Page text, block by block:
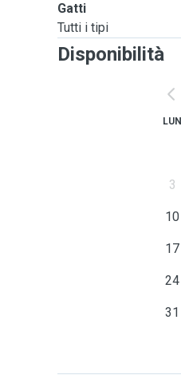
Gatti
Tutti i tipi
Disponibilità
LUN
3
10
17
24
31